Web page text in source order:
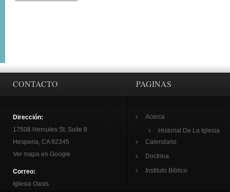
CONTACTO
Dirección:
17508 Hercules St. Suite 8
Hesperia, CA 92345
Ver mapa en Google
Correo:
Iglesia Oasis
PAGINAS
Acerca
Historial De La Iglesia
Calendario
Doctrina
Instituto Biblico